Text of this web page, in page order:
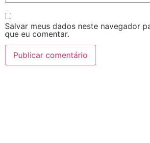
Salvar meus dados neste navegador
que eu comentar.